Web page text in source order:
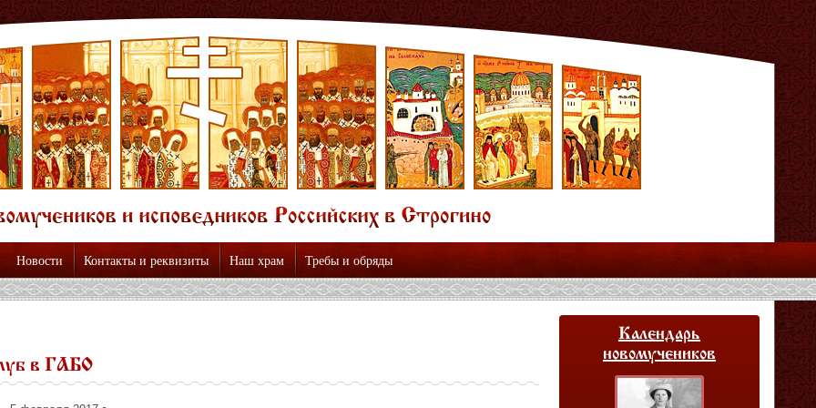
Новости Контакты и реквизиты Наш храм Требы и обряды
в ГАБО
Календарь
новомучеников